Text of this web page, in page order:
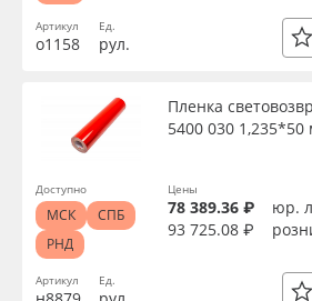
Артикул
о1158
Ед.
рул.
Артикул
Пленка
5400 030 1,235*50
Ед.
Цены
78 389.36 ₽
юр.
93 725.08 ₽
Доступно
МСК
СПБ
РНД